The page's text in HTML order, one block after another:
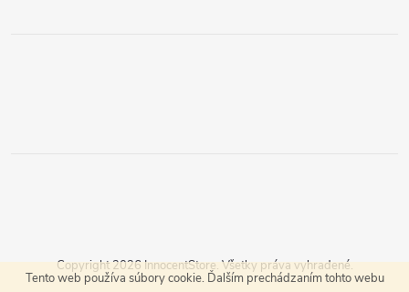
Tento web používa súbory cookie. Ďalším prechádzaním tohto webu
Copyright 2026 InnocentStore. Všetky práva vyhradené.